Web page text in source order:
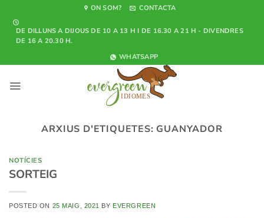
content
ON SOM? CONTACTA
DE DILLUNS A DIJOUS DE 10 A 13 H I DE 16.30 A 21 H - DIVENDRES
DE 16 A 20.30 H.
WHATSAPP
ARXIUS D'ETIQUETES: GUANYADOR
NOTÍCIES
SORTEIG
POSTED ON 25 MAIG, 2021 BY EVERGREEN